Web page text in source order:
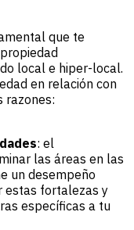
que te
local e hiper-local.
en relación con
razones:
: el
las áreas en las
un desempeño
estas fortalezas y
específicas a tu